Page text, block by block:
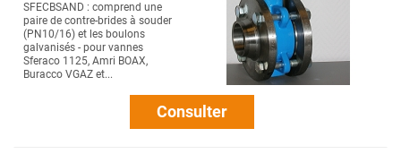
SFECBSAND : comprend une
paire de contre-brides à souder
(PN10/16) et les boulons
galvanisés - pour vannes
Sferaco 1125, Amri BOAX,
Buracco VGAZ et...
Consulter